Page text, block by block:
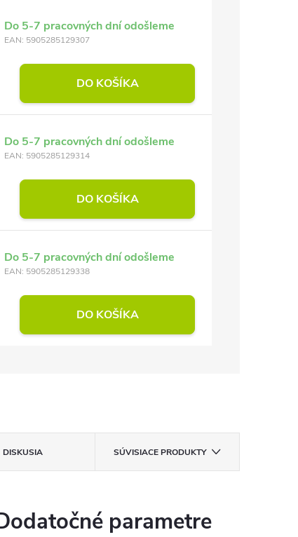
Do 5-7 pracovných dní odošleme
EAN: 5905285129307
DO KOŠÍKA
Do 5-7 pracovných dní odošleme
EAN: 5905285129314
DO KOŠÍKA
Do 5-7 pracovných dní odošleme
EAN: 5905285129338
DO KOŠÍKA
DISKUSIA SÚVISIACE PRODUKTY
parametre